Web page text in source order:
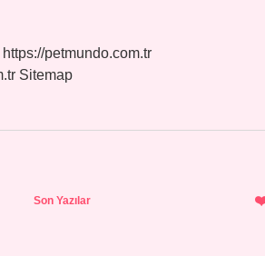
https://petmundo.com.tr
Sitemap
Son Yazılar